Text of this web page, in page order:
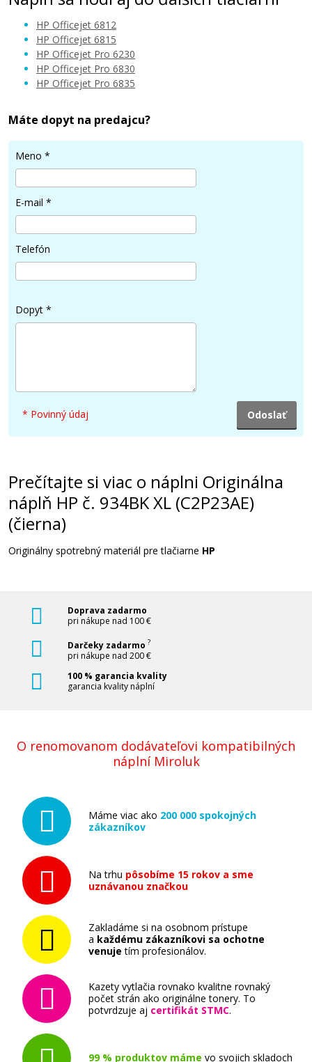
21,90 €
Pridať do košíka
(čierna)
Originálna náplň
Originálna náplň HP č. 935C XL (C2P24AE)
(Azúrová)
Pridať do košíka
Originálna náplň HP č. 935M XL (C2P25AE)
(Purpurová)
34,90 €
Originálna náplň HP č. 935Y XL (C2P26AE)
(Žltá)
Originálna náplň
HP Officejet 6812
HP Officejet 6815
HP Officejet Pro 6230
HP Officejet Pro 6830
HP Officejet Pro 6835
Máte dopyt na predajcu?
Meno *
E-mail *
Telefón
Dopyt *
* Povinný údaj
Prečítajte si viac o náplni Originálna
náplň HP č. 934BK XL (C2P23AE)
(čierna)
Originálny spotrebný materiál pre tlačiarne HP
Doprava zadarmo
pri nákupe nad 100 €
Darčeky zadarmo ?
pri nákupe nad 200 €
100 % garancia kvality
garancia kvality náplní
O renomovanom dodávateľovi kompatibilných
náplní Miroluk
Máme viac ako 200 000 spokojných
zákazníkov
Na trhu pôsobíme 15 rokov a sme
uznávanou značkou
Zakladáme si na osobnom prístupe
a každému zákazníkovi sa ochotne
venuje tím profesionálov.
Kazety vytlačia rovnako kvalitne rovnaký
počet strán ako originálne tonery. To
potvrdzuje aj certifikát STMC.
99 % produktov máme vo svojich skladoch